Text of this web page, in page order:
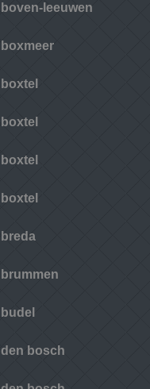
boven-leeuwen
boxmeer
boxtel
boxtel
boxtel
boxtel
breda
brummen
budel
den bosch